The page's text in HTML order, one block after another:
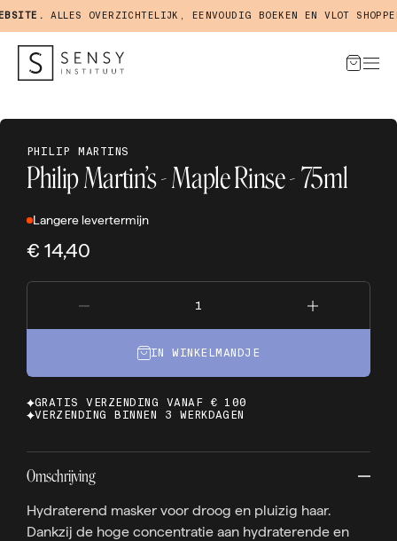
ALLES OVERZICHTELIJK, EENVOUDIG BOEKEN EN VLOT SHOPPEN
PHILIP MARTINS
Philip Martin’s - Maple Rinse - 75ml
Langere levertermijn
€ 14,40
IN WINKELMANDJE
GRATIS VERZENDING VANAF € 100
VERZENDING BINNEN 3 WERKDAGEN
Omschrijving
Hydraterend masker voor droog en pluizig haar.
Dankzij de hoge concentratie aan hydraterende en